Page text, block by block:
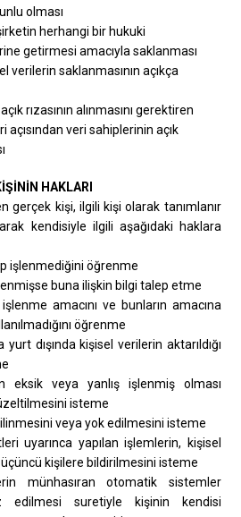
olması
herhangi bir hukuki
getirmesi amacıyla saklanması
verilerin saklanmasının açıkça
rızasının alınmasını gerektiren
veri sahiplerinin açık
HAKLARI
gerçek kişi, ilgili kişi olarak tanımlanır
kendisiyle ilgili aşağıdaki haklara
işlenmediğini öğrenme
buna ilişkin bilgi talep etme
amacını ve bunların amacına
öğrenme
dışında kişisel verilerin aktarıldığı
eksik veya yanlış işlenmiş olması
isteme
veya yok edilmesini isteme
uyarınca yapılan işlemlerin, kişisel
üçüncü kişilere bildirilmesini isteme
münhasıran otomatik sistemler
edilmesi suretiyle kişinin kendisi